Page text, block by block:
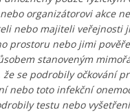
organizátorovi akce
nebo majiteli veřejnosti
prostoru nebo jimi
stanoveným
se podrobily očkování
nebo toto infekční
testu nebo